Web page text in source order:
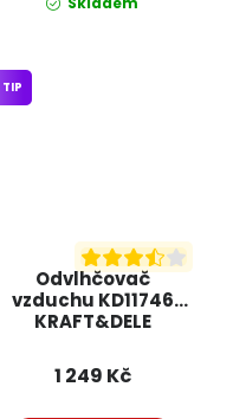
Odvlhčovač
vzduchu KD11746
KRAFT&DELE
TIP
1 249 Kč